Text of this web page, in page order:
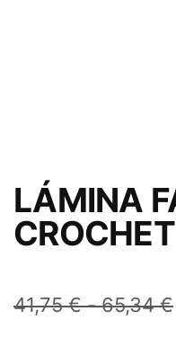
LÁMINA
CROCHET
41,75€ - 65,34€